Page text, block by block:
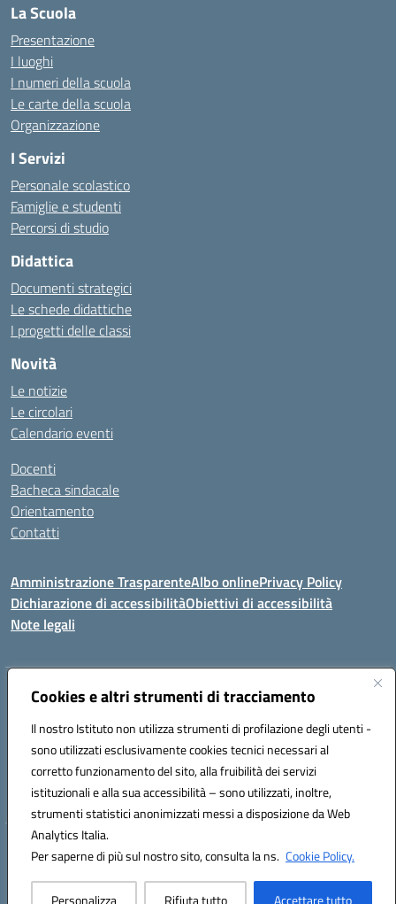
Cookies e altri strumenti di tracciamento
Il nostro Istituto non utilizza strumenti di profilazione degli utenti -
sono utilizzati esclusivamente cookies tecnici necessari al
corretto funzionamento del sito, alla fruibilità dei servizi
istituzionali e alla sua accessibilità – sono utilizzati, inoltre,
strumenti statistici anonimizzati messi a disposizione da Web
Analytics Italia.
Per saperne di più sul nostro sito, consulta la ns. Cookie Policy.
Personalizza Rifiuta tutto Accettare tutto
La Scuola
Presentazione
I luoghi
I numeri della scuola
Le carte della scuola
Organizzazione
I Servizi
Personale scolastico
Famiglie e studenti
Percorsi di studio
Didattica
Documenti strategici
Le schede didattiche
I progetti delle classi
Novità
Le notizie
Le circolari
Calendario eventi
Docenti
Bacheca sindacale
Orientamento
Contatti
Amministrazione TrasparenteAlbo onlinePrivacy Policy
Dichiarazione di accessibilitàObiettivi di accessibilità
Note legali
Indirizzo:Viale P. Togliatti snc 67039 Sulmona (AQ)
Posta elettronica certificata (PEC):aqis01900g@pec.istruzione.it
Codice fiscale: 92025400661
Codice meccanografico: AQIS01900G
Hosting & Powered by 3D Solution S.r.l.
Concept & Design by Designers Italia